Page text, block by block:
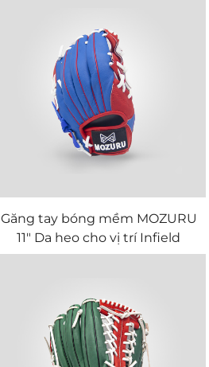
Găng tay bóng mềm MOZURU
11" Da heo cho vị trí Infield